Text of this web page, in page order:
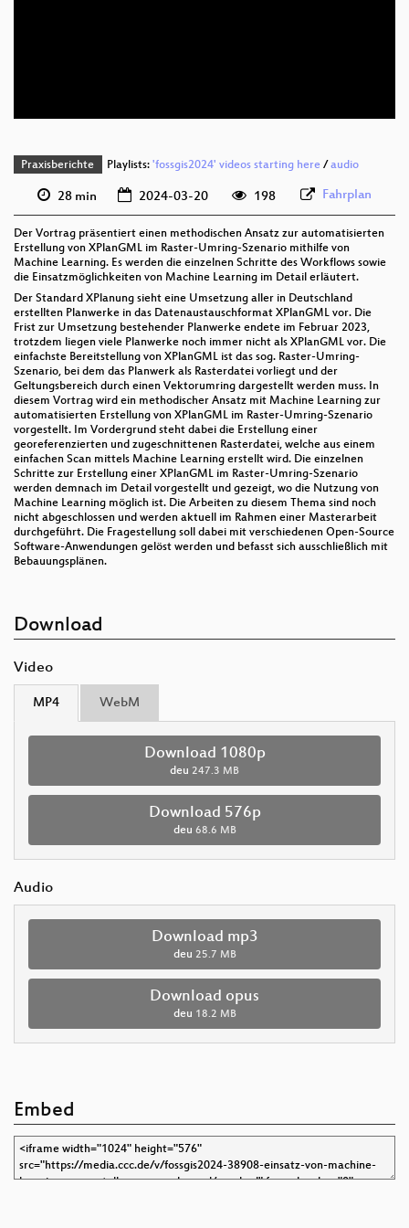
Praxisberichte Playlists: 'fossgis2024' videos starting here/ audio
28 min 2024-03-20 198 Fahrplan
Der Vortrag präsentiert einen methodischen Ansatz zur automatisierten
Erstellung von XPlanGML im Raster-Umring-Szenario mithilfe von
Machine Learning. Es werden die einzelnen Schritte des Workflows sowie
die Einsatzmöglichkeiten von Machine Learning im Detail erläutert.
Der Standard XPlanung sieht eine Umsetzung aller in Deutschland
erstellten Planwerke in das Datenaustauschformat XPlanGML vor. Die
Frist zur Umsetzung bestehender Planwerke endete im Februar 2023,
trotzdem liegen viele Planwerke noch immer nicht als XPlanGML vor. Die
einfachste Bereitstellung von XPlanGML ist das sog. Raster-Umring-
Szenario, bei dem das Planwerk als Rasterdatei vorliegt und der
Geltungsbereich durch einen Vektorumring dargestellt werden muss. In
diesem Vortrag wird ein methodischer Ansatz mit Machine Learning zur
automatisierten Erstellung von XPlanGML im Raster-Umring-Szenario
vorgestellt. Im Vordergrund steht dabei die Erstellung einer
georeferenzierten und zugeschnittenen Rasterdatei, welche aus einem
einfachen Scan mittels Machine Learning erstellt wird. Die einzelnen
Schritte zur Erstellung einer XPlanGML im Raster-Umring-Szenario
werden demnach im Detail vorgestellt und gezeigt, wo die Nutzung von
Machine Learning möglich ist. Die Arbeiten zu diesem Thema sind noch
nicht abgeschlossen und werden aktuell im Rahmen einer Masterarbeit
durchgeführt. Die Fragestellung soll dabei mit verschiedenen Open-Source
Software-Anwendungen gelöst werden und befasst sich ausschließlich mit
Bebauungsplänen.
Download
Video
MP4 WebM
Download 1080p
deu 247.3 MB
Download 576p
deu 68.6 MB
Audio
Download mp3
deu 25.7 MB
Download opus
deu 18.2 MB
Embed